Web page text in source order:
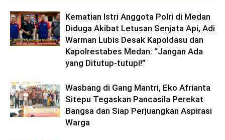
Kematian Istri Anggota Polri di Medan
Diduga Akibat Letusan Senjata Api, Adi
Warman Lubis Desak Kapoldasu dan
Kapolrestabes Medan: “Jangan Ada
yang Ditutup-tutupi!”
Wasbang di Gang Mantri, Eko Afrianta
Sitepu Tegaskan Pancasila Perekat
Bangsa dan Siap Perjuangkan Aspirasi
Warga